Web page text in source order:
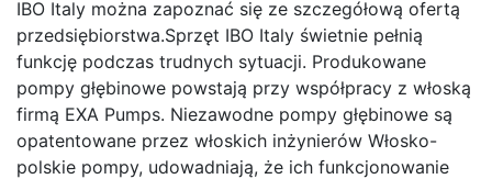
IBO Italy można zapoznać się ze szczegółową ofertą
przedsiębiorstwa.Sprzęt IBO Italy świetnie pełnią
funkcję podczas trudnych sytuacji. Produkowane
pompy głębinowe powstają przy współpracy z włoską
firmą EXA Pumps. Niezawodne pompy głębinowe są
opatentowane przez włoskich inżynierów Włosko-
polskie pompy, udowadniają, że ich funkcjonowanie